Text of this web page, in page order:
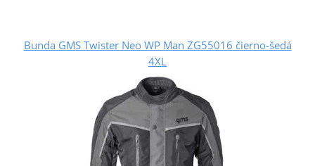
Bunda GMS Twister Neo WP Man ZG55016 čierno-šedá
4XL